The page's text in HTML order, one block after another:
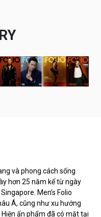
và phong cách sống
hơn 25 năm kể từ ngày
Men’s Folio
Á, cũng như xu hướng
ấn phẩm đã có mặt tại